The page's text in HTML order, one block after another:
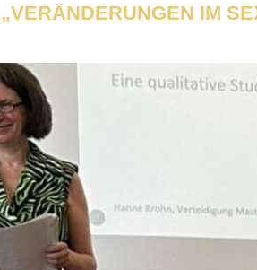
IM